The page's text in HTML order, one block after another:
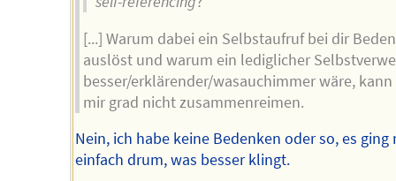
[...] Warum dabei ein Selbstaufruf bei dir
auslöst und warum ein lediglicher
besser/erklärender/wasauchimmer wäre, kann
mir grad nicht zusammenreimen.
Nein, ich habe keine Bedenken oder so, es ging
einfach drum, was besser klingt.